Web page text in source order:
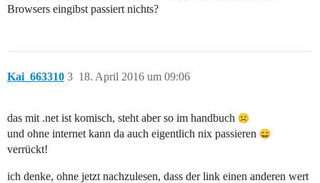
Browsers eingibst passiert nichts?
Kai_663310 18. April 2016 um 09:06
3
das mit .net ist komisch, steht aber so im handbuch
und ohne internet kann da auch eigentlich nix passieren
verrückt!
ich denke, ohne jetzt nachzulesen, dass der link einen anderen wert